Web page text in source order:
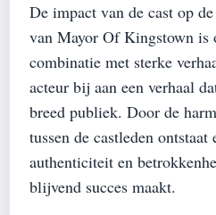
De impact van de cast op
van Mayor Of Kingstown is
combinatie met sterke
acteur bij aan een verhaal
breed publiek. Door de
tussen de castleden
authenticiteit en
blijvend succes maakt.